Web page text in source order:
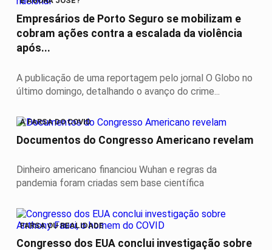
Empresários de Porto Seguro se mobilizam e
cobram ações contra a escalada da violência
após...
A publicação de uma reportagem pelo jornal O Globo no
último domingo, detalhando o avanço do crime...
A FARSA DO COVID
Documentos do Congresso Americano revelam
Dinheiro americano financiou Wuhan e regras da
pandemia foram criadas sem base científica
FARSA OU REALIDADE
Congresso dos EUA conclui investigação sobre